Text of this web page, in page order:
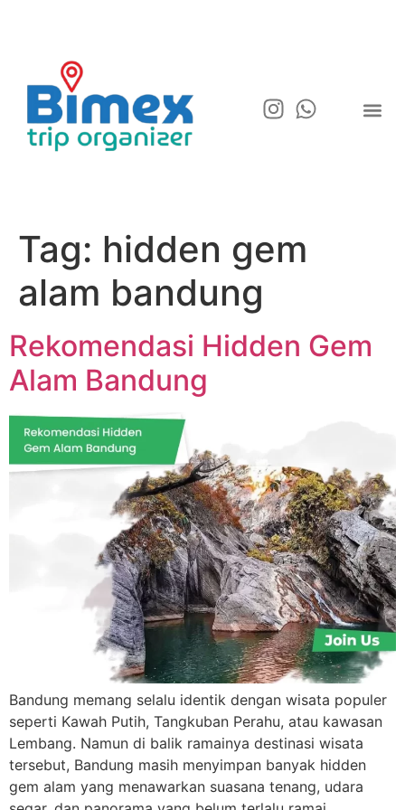
Tag: hidden gem
alam bandung
Rekomendasi Hidden Gem
Alam Bandung
Bandung memang selalu identik dengan wisata populer
seperti Kawah Putih, Tangkuban Perahu, atau kawasan
Lembang. Namun di balik ramainya destinasi wisata
tersebut, Bandung masih menyimpan banyak hidden
gem alam yang menawarkan suasana tenang, udara